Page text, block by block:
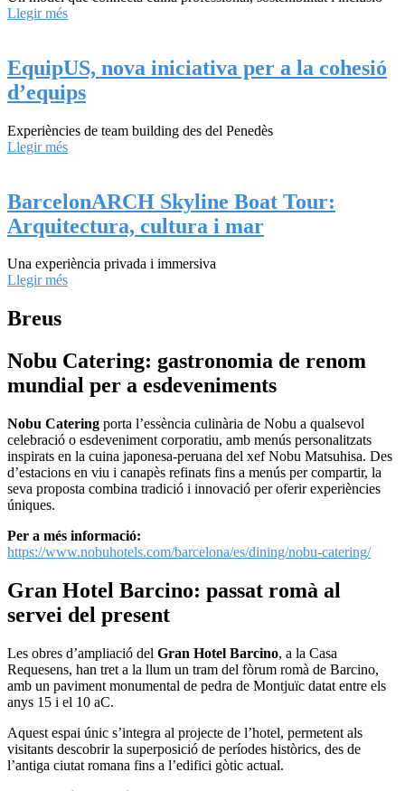
Llegir més
EquipUS, nova iniciativa per a la cohesió
d’equips
Experiències de team building des del Penedès
Llegir més
BarcelonARCH Skyline Boat Tour:
Arquitectura, cultura i mar
Una experiència privada i immersiva
Llegir més
Breus
Nobu Catering: gastronomia de renom
mundial per a esdeveniments
Nobu Catering porta l’essència culinària de Nobu a qualsevol
celebració o esdeveniment corporatiu, amb menús personalitzats
inspirats en la cuina japonesa-peruana del xef Nobu Matsuhisa. Des
d’estacions en viu i canapès refinats fins a menús per compartir, la
seva proposta combina tradició i innovació per oferir experiències
úniques.
Per a més informació:
https://www.nobuhotels.com/barcelona/es/dining/nobu-catering/
Gran Hotel Barcino: passat romà al
servei del present
Les obres d’ampliació del Gran Hotel Barcino, a la Casa
Requesens, han tret a la llum un tram del fòrum romà de Barcino,
amb un paviment monumental de pedra de Montjuïc datat entre els
anys 15 i el 10 aC.
Aquest espai únic s’integra al projecte de l’hotel, permetent als
visitants descobrir la superposició de períodes històrics, des de
l’antiga ciutat romana fins a l’edifici gòtic actual.